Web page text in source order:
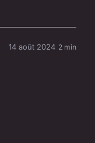
14 août 2024 2 min